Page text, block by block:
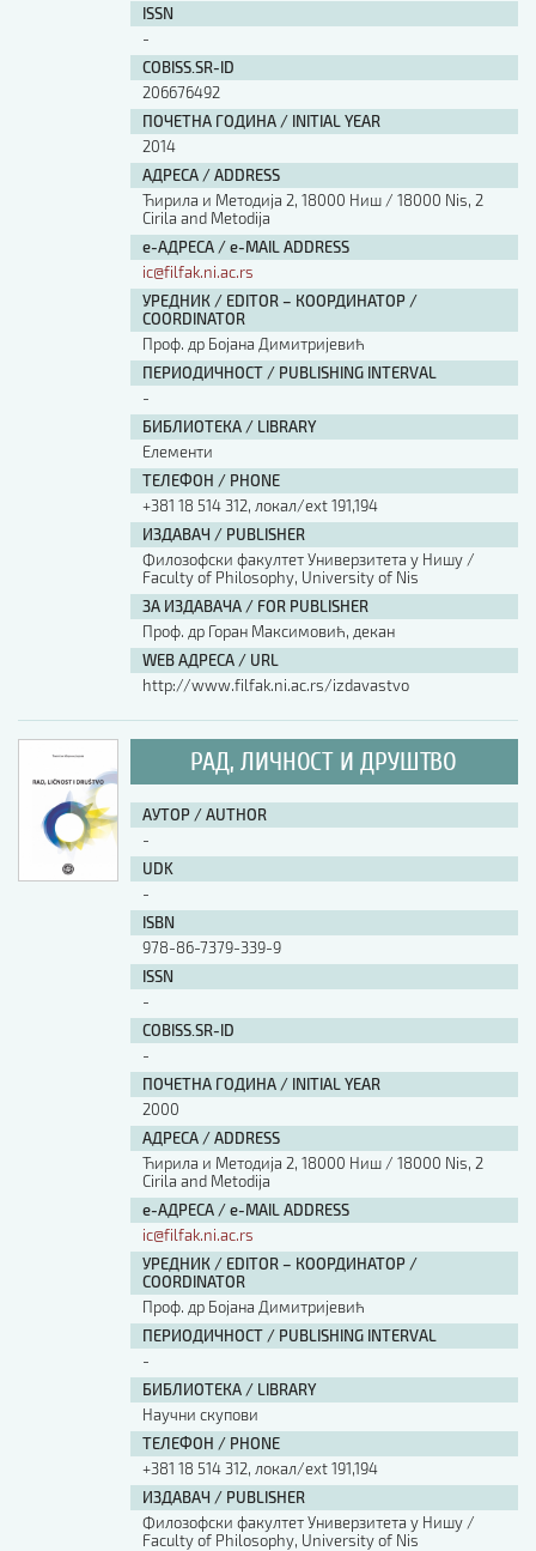
ISSN
-
COBISS.SR-ID
206676492
ПОЧЕТНА ГОДИНА / INITIAL YEAR
2014
АДРЕСА / ADDRESS
Ћирила и Методија 2, 18000 Ниш / 18000 Nis, 2
Cirila and Metodija
е-АДРЕСА / e-MAIL ADDRESS
ic@filfak.ni.ac.rs
УРЕДНИК / EDITOR – КООРДИНАТОР /
COORDINATOR
Проф. др Бојана Димитријевић
ПЕРИОДИЧНОСТ / PUBLISHING INTERVAL
-
БИБЛИОТЕКА / LIBRARY
Елементи
ТЕЛЕФОН / PHONE
+381 18 514 312, локал/ext 191,194
ИЗДАВАЧ / PUBLISHER
Филозофски факултет Универзитета у Нишу /
Faculty of Philosophy, University of Nis
ЗА ИЗДАВАЧА / FOR PUBLISHER
Проф. др Горан Максимовић, декан
WEB АДРЕСА / URL
http://www.filfak.ni.ac.rs/izdavastvo
РАД, ЛИЧНОСТ И ДРУШТВО
АУТОР / AUTHOR
-
UDK
-
ISBN
978-86-7379-339-9
ISSN
-
COBISS.SR-ID
-
ПОЧЕТНА ГОДИНА / INITIAL YEAR
2000
АДРЕСА / ADDRESS
Ћирила и Методија 2, 18000 Ниш / 18000 Nis, 2
Cirila and Metodija
е-АДРЕСА / e-MAIL ADDRESS
ic@filfak.ni.ac.rs
УРЕДНИК / EDITOR – КООРДИНАТОР /
COORDINATOR
Проф. др Бојана Димитријевић
ПЕРИОДИЧНОСТ / PUBLISHING INTERVAL
-
БИБЛИОТЕКА / LIBRARY
Научни скупови
ТЕЛЕФОН / PHONE
+381 18 514 312, локал/ext 191,194
ИЗДАВАЧ / PUBLISHER
Филозофски факултет Универзитета у Нишу /
Faculty of Philosophy, University of Nis